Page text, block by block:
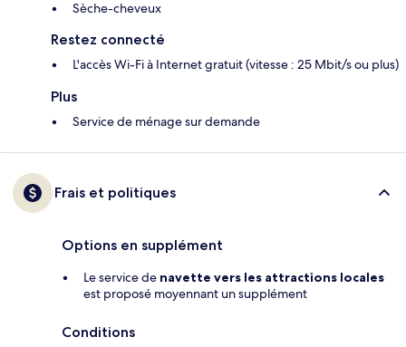
Sèche-cheveux
Restez connecté
L'accès Wi-Fi à Internet gratuit (vitesse : 25 Mbit/s ou plus)
Plus
Service de ménage sur demande
Frais et politiques
Options en supplément
Le service de navette vers les attractions locales
est proposé moyennant un supplément
Conditions